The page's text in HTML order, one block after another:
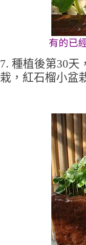
有的已
7. 種植後第30天
栽，紅石榴小盆